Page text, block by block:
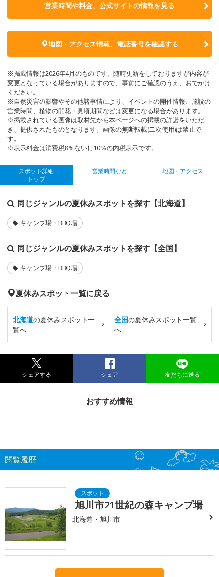
営業時間や料金、公式サイトの情報を見る
地図・アクセス情報、電話番号を確認する
※掲載情報は2026年4月のものです。随時更新をしておりますが内容が
変更となっている場合がありますので、事前にご確認のうえ、おでかけ
ください。
※自然災害の影響やその他諸事情により、イベントの開催情報、施設の
営業時間、植物の開花・見頃期間などは変更になる場合があります。
※掲載されている画像は取材先から本ページへの掲載の許諾をいただ
き、提供されたものとなります。画像の無断転載(二次使用)は禁止で
す。
※表示料金は消費税8％ないし10％の内税表示です。
スポット詳細
トップ
営業時間など 地図・アクセス
同じジャンルの夏休みスポットを探す【北海道】
キャンプ場・BBQ場
同じジャンルの夏休みスポットを探す【全国】
キャンプ場・BBQ場
夏休みスポット一覧に戻る
北海道の夏休みスポット一
覧へ
全国の夏休みスポット一覧
へ
シェアする シェア 友だちに送る
おすすめ情報
閲覧履歴
旭川市21世紀の森キャンプ場
北海道・旭川市